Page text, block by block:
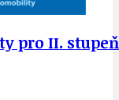
pro II.